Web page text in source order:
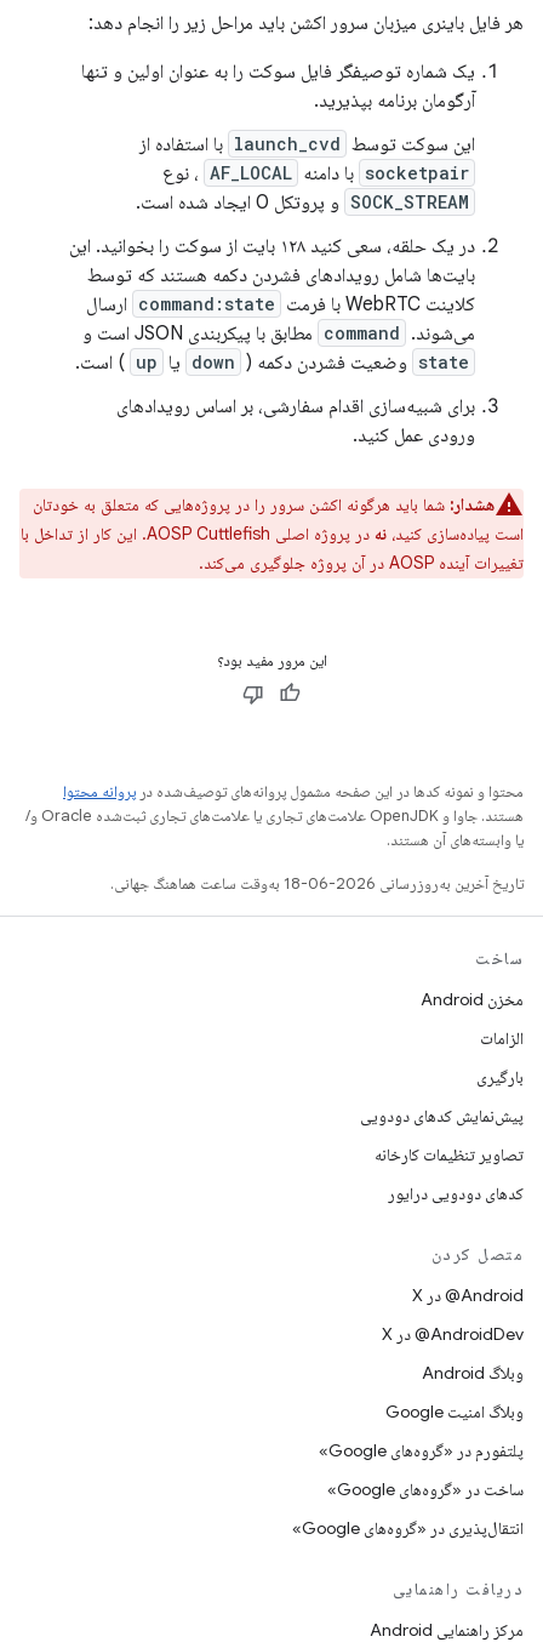
هر فایل باینری میزبان سرور اکشن باید مراحل زیر را انجام دهد:
یک شماره توصیفگر فایل سوکت را به عنوان اولین و تنها
آرگومان برنامه بپذیرید.
این سوکت توسط launch_cvd با استفاده از
socketpair با دامنه AF_LOCAL ، نوع
SOCK_STREAM و پروتکل 0 ایجاد شده است.
در یک حلقه، سعی کنید ۱۲۸ بایت از سوکت را بخوانید. این
بایت‌ها شامل رویدادهای فشردن دکمه هستند که توسط
کلاینت WebRTC با فرمت
command:state ارسال
می‌شوند. command مطابق با پیکربندی JSON است و
state وضعیت فشردن دکمه ( down یا up ) است.
برای شبیه‌سازی اقدام سفارشی، بر اساس رویدادهای
ورودی عمل کنید.
هشدار: شما باید هرگونه اکشن سرور را در پروژه‌هایی که متعلق به خودتان
است پیاده‌سازی کنید، نه
در پروژه اصلی AOSP Cuttlefish. این کار از تداخل با
تغییرات آینده AOSP در آن پروژه جلوگیری می‌کند.
این مرور مفید بود؟
محتوا و نمونه کدها در این صفحه مشمول پروانه‌های توصیف‌شده در پروانه محتوا
هستند. جاوا و OpenJDK علامت‌های تجاری یا علامت‌های تجاری ثبت‌شده Oracle و/
یا وابسته‌های آن هستند.
تاریخ آخرین به‌روزرسانی 2026-06-18 به‌وقت ساعت هماهنگ جهانی.
ساخت
مخزن Android
الزامات
بارگیری
پیش‌نمایش کدهای دودویی
تصاویر تنظیمات کارخانه
کدهای دودویی درایور
متصل کردن
‫‎@Android در X
‫‎@AndroidDev در X
وبلاگ Android
وبلاگ امنیت Google
پلتفورم در «گروه‌های Google»
ساخت در «گروه‌های Google»
انتقال‌پذیری در «گروه‌های Google»
دریافت راهنمایی
مرکز راهنمایی Android